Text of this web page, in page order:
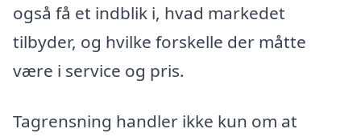
også få et indblik i, hvad markedet
tilbyder, og hvilke forskelle der måtte
være i service og pris.
Tagrensning handler ikke kun om at